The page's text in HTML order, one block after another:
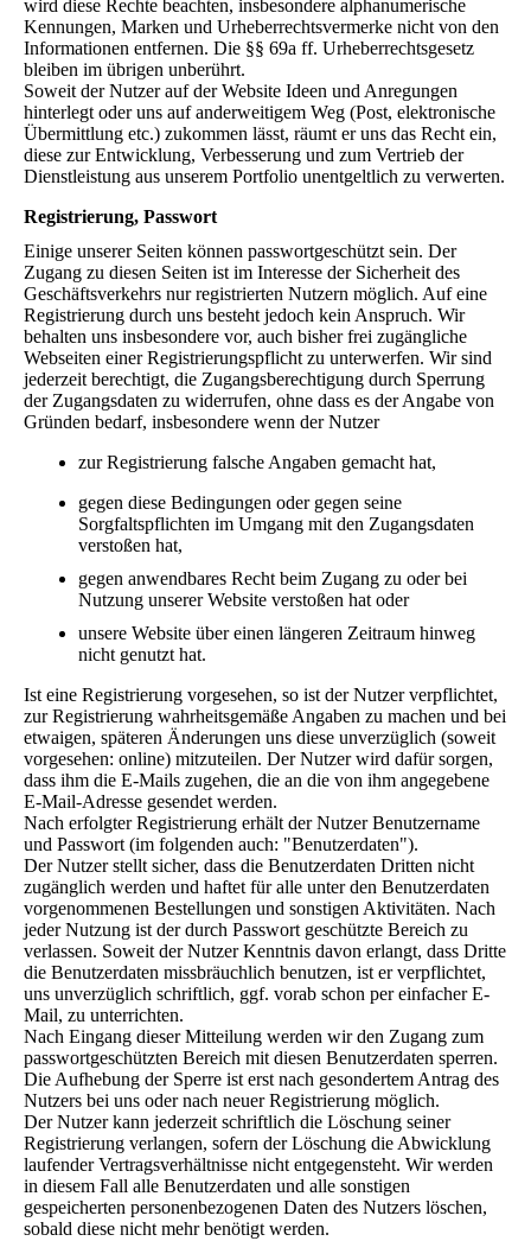
wird diese Rechte beachten, insbesondere alphanumerische
Kennungen, Marken und Urheberrechtsvermerke nicht von den
Informationen entfernen. Die §§ 69a ff. Urheberrechtsgesetz
bleiben im übrigen unberührt.
Soweit der Nutzer auf der Website Ideen und Anregungen
hinterlegt oder uns auf anderweitigem Weg (Post, elektronische
Übermittlung etc.) zukommen lässt, räumt er uns das Recht ein,
diese zur Entwicklung, Verbesserung und zum Vertrieb der
Dienstleistung aus unserem Portfolio unentgeltlich zu verwerten.
Registrierung, Passwort
Einige unserer Seiten können passwortgeschützt sein. Der
Zugang zu diesen Seiten ist im Interesse der Sicherheit des
Geschäftsverkehrs nur registrierten Nutzern möglich. Auf eine
Registrierung durch uns besteht jedoch kein Anspruch. Wir
behalten uns insbesondere vor, auch bisher frei zugängliche
Webseiten einer Registrierungspflicht zu unterwerfen. Wir sind
jederzeit berechtigt, die Zugangsberechtigung durch Sperrung
der Zugangsdaten zu widerrufen, ohne dass es der Angabe von
Gründen bedarf, insbesondere wenn der Nutzer
zur Registrierung falsche Angaben gemacht hat,
gegen diese Bedingungen oder gegen seine
Sorgfaltspflichten im Umgang mit den Zugangsdaten
verstoßen hat,
gegen anwendbares Recht beim Zugang zu oder bei
Nutzung unserer Website verstoßen hat oder
unsere Website über einen längeren Zeitraum hinweg
nicht genutzt hat.
Ist eine Registrierung vorgesehen, so ist der Nutzer verpflichtet,
zur Registrierung wahrheitsgemäße Angaben zu machen und bei
etwaigen, späteren Änderungen uns diese unverzüglich (soweit
vorgesehen: online) mitzuteilen. Der Nutzer wird dafür sorgen,
dass ihm die E-Mails zugehen, die an die von ihm angegebene
E-Mail-Adresse gesendet werden.
Nach erfolgter Registrierung erhält der Nutzer Benutzername
und Passwort (im folgenden auch: "Benutzerdaten").
Der Nutzer stellt sicher, dass die Benutzerdaten Dritten nicht
zugänglich werden und haftet für alle unter den Benutzerdaten
vorgenommenen Bestellungen und sonstigen Aktivitäten. Nach
jeder Nutzung ist der durch Passwort geschützte Bereich zu
verlassen. Soweit der Nutzer Kenntnis davon erlangt, dass Dritte
die Benutzerdaten missbräuchlich benutzen, ist er verpflichtet,
uns unverzüglich schriftlich, ggf. vorab schon per einfacher E-
Mail, zu unterrichten.
Nach Eingang dieser Mitteilung werden wir den Zugang zum
passwortgeschützten Bereich mit diesen Benutzerdaten sperren.
Die Aufhebung der Sperre ist erst nach gesondertem Antrag des
Nutzers bei uns oder nach neuer Registrierung möglich.
Der Nutzer kann jederzeit schriftlich die Löschung seiner
Registrierung verlangen, sofern der Löschung die Abwicklung
laufender Vertragsverhältnisse nicht entgegensteht. Wir werden
in diesem Fall alle Benutzerdaten und alle sonstigen
gespeicherten personenbezogenen Daten des Nutzers löschen,
sobald diese nicht mehr benötigt werden.